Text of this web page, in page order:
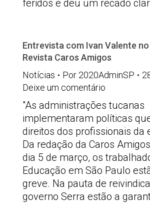
feridos e deu um recado
Entrevista com Ivan Valente
Revista Caros Amigos
Notícias
Por 2020AdminSP
Deixe um comentário
"As administrações tucanas
implementaram políticas
direitos dos profissionais da
Da redação da Caros
dia 5 de março, os
Educação em São Paulo
greve. Na pauta de
governo Serra estão a